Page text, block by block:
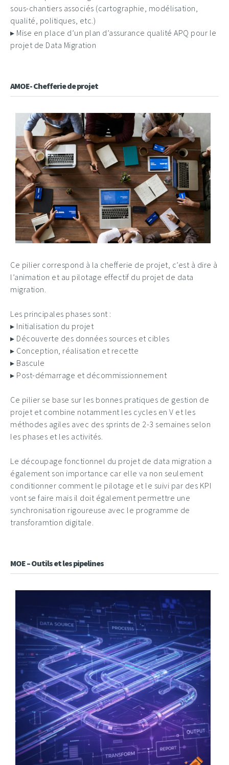
sous-chantiers associés (cartographie, modélisation,
qualité, politiques, etc.)
▸ Mise en place d’un plan d’assurance qualité APQ pour le
projet de Data Migration
AMOE- Chefferie de projet
Ce pilier correspond à la chefferie de projet, c’est à dire à
l’animation et au pilotage effectif du projet de data
migration.
Les principales phases sont :
▸ Initialisation du projet
▸ Découverte des données sources et cibles
▸ Conception, réalisation et recette
▸ Bascule
▸ Post-démarrage et décommissionnement
Ce pilier se base sur les bonnes pratiques de gestion de
projet et combine notamment les cycles en V et les
méthodes agiles avec des sprints de 2-3 semaines selon
les phases et les activités.
Le découpage fonctionnel du projet de data migration a
également son importance car elle va non seulement
conditionner comment le pilotage et le suivi par des KPI
vont se faire mais il doit également permettre une
synchronisation rigoureuse avec le programme de
transforamtion digitale.
MOE – Outils et les pipelines